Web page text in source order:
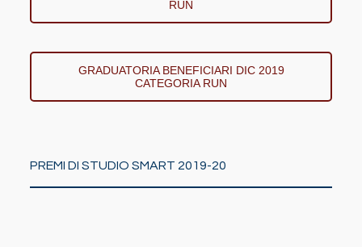
RUN
GRADUATORIA BENEFICIARI DIC 2019
CATEGORIA RUN
PREMI DI STUDIO SMART 2019-20